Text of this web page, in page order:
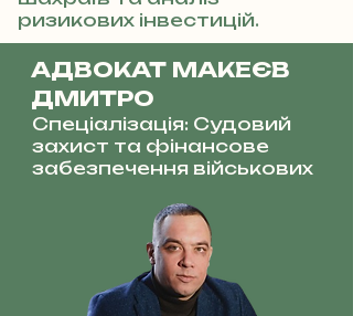
ризикових інвестицій.
АДВОКАТ МАКЕЄВ
ДМИТРО
Спеціалізація: Судовий
захист та фінансове
забезпечення військових